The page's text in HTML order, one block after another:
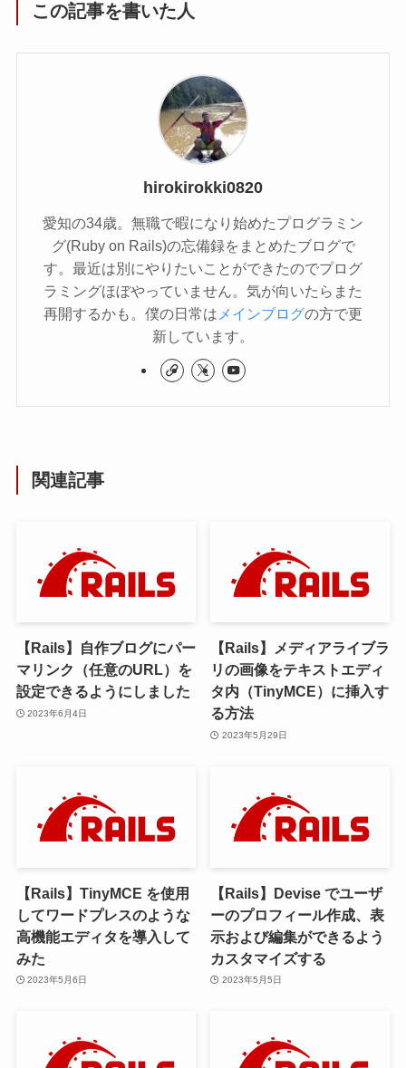
この記事を書いた人
hirokirokki0820
愛知の34歳。無職で暇になり始めたプログラミン
グ(Ruby on Rails)の忘備録をまとめたブログで
す。最近は別にやりたいことができたのでプログ
ラミングほぼやっていません。気が向いたらまた
再開するかも。僕の日常は メインブログの方で更
新しています。
関連記事
【Rails】自作ブログにパー
マリンク（任意のURL）を
設定できるようにしました
2023年6月4日
【Rails】メディアライブラ
リの画像をテキストエディ
タ内（TinyMCE）に挿入す
る方法
2023年5月29日
【Rails】TinyMCE を使用
してワードプレスのような
高機能エディタを導入して
みた
2023年5月6日
【Rails】Devise でユーザ
ーのプロフィール作成、表
示および編集ができるよう
カスタマイズする
2023年5月5日